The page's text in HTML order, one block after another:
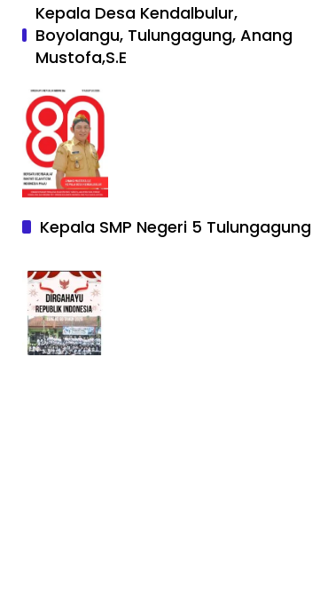
Kepala Desa Kendalbulur,
Boyolangu, Tulungagung, Anang
Mustofa,S.E
Kepala SMP Negeri 5 Tulungagung